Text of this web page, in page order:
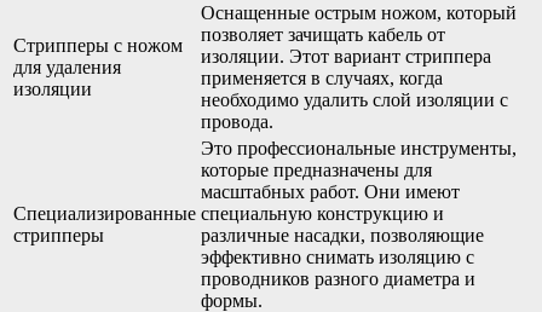
Стрипперы с ножом
для удаления
изоляции
Оснащенные острым ножом, который
позволяет зачищать кабель от
изоляции. Этот вариант стриппера
применяется в случаях, когда
необходимо удалить слой изоляции с
провода.
Специализированные
стрипперы
Это профессиональные инструменты,
которые предназначены для
масштабных работ. Они имеют
специальную конструкцию и
различные насадки, позволяющие
эффективно снимать изоляцию с
проводников разного диаметра и
формы.